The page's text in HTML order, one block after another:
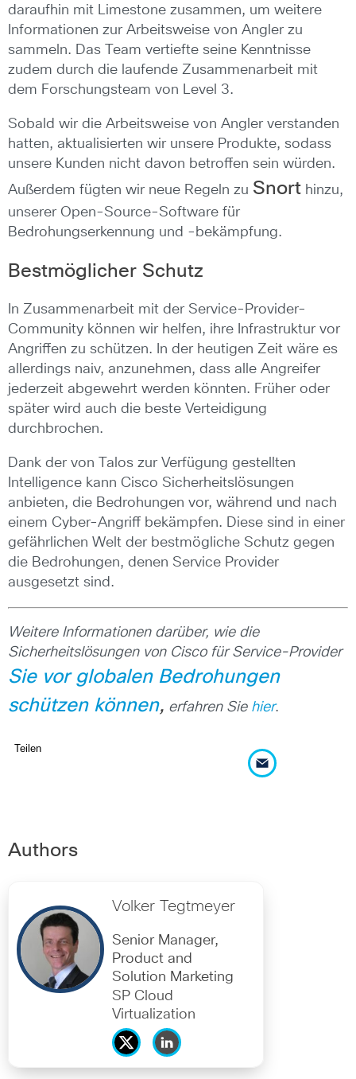
daraufhin mit Limestone zusammen, um weitere
Informationen zur Arbeitsweise von Angler zu
sammeln. Das Team vertiefte seine Kenntnisse
zudem durch die laufende Zusammenarbeit mit
dem Forschungsteam von Level 3.
Sobald wir die Arbeitsweise von Angler verstanden
hatten, aktualisierten wir unsere Produkte, sodass
unsere Kunden nicht davon betroffen sein würden.
Außerdem fügten wir neue Regeln zu Snort hinzu,
unserer Open-Source-Software für
Bedrohungserkennung und -bekämpfung.
Bestmöglicher Schutz
In Zusammenarbeit mit der Service-Provider-
Community können wir helfen, ihre Infrastruktur vor
Angriffen zu schützen. In der heutigen Zeit wäre es
allerdings naiv, anzunehmen, dass alle Angreifer
jederzeit abgewehrt werden könnten. Früher oder
später wird auch die beste Verteidigung
durchbrochen.
Dank der von Talos zur Verfügung gestellten
Intelligence kann Cisco Sicherheitslösungen
anbieten, die Bedrohungen vor, während und nach
einem Cyber-Angriff bekämpfen. Diese sind in einer
gefährlichen Welt der bestmögliche Schutz gegen
die Bedrohungen, denen Service Provider
ausgesetzt sind.
Weitere Informationen darüber, wie die
Sicherheitslösungen von Cisco für Service-Provider
Sie vor globalen Bedrohungen
schützen können, erfahren Sie hier.
Teilen
Authors
Volker Tegtmeyer
Senior Manager,
Product and
Solution Marketing
SP Cloud
Virtualization